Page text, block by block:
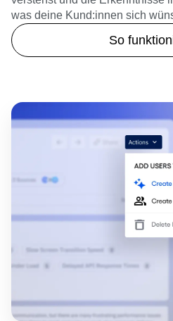
was deine Kund:innen sich
So